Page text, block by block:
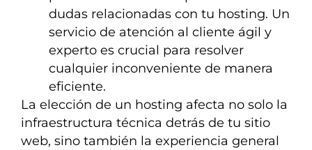
dudas relacionadas con tu hosting. Un
servicio de atención al cliente ágil y
experto es crucial para resolver
cualquier inconveniente de manera
eficiente.
La elección de un hosting afecta no solo la
infraestructura técnica detrás de tu sitio
web, sino también la experiencia general